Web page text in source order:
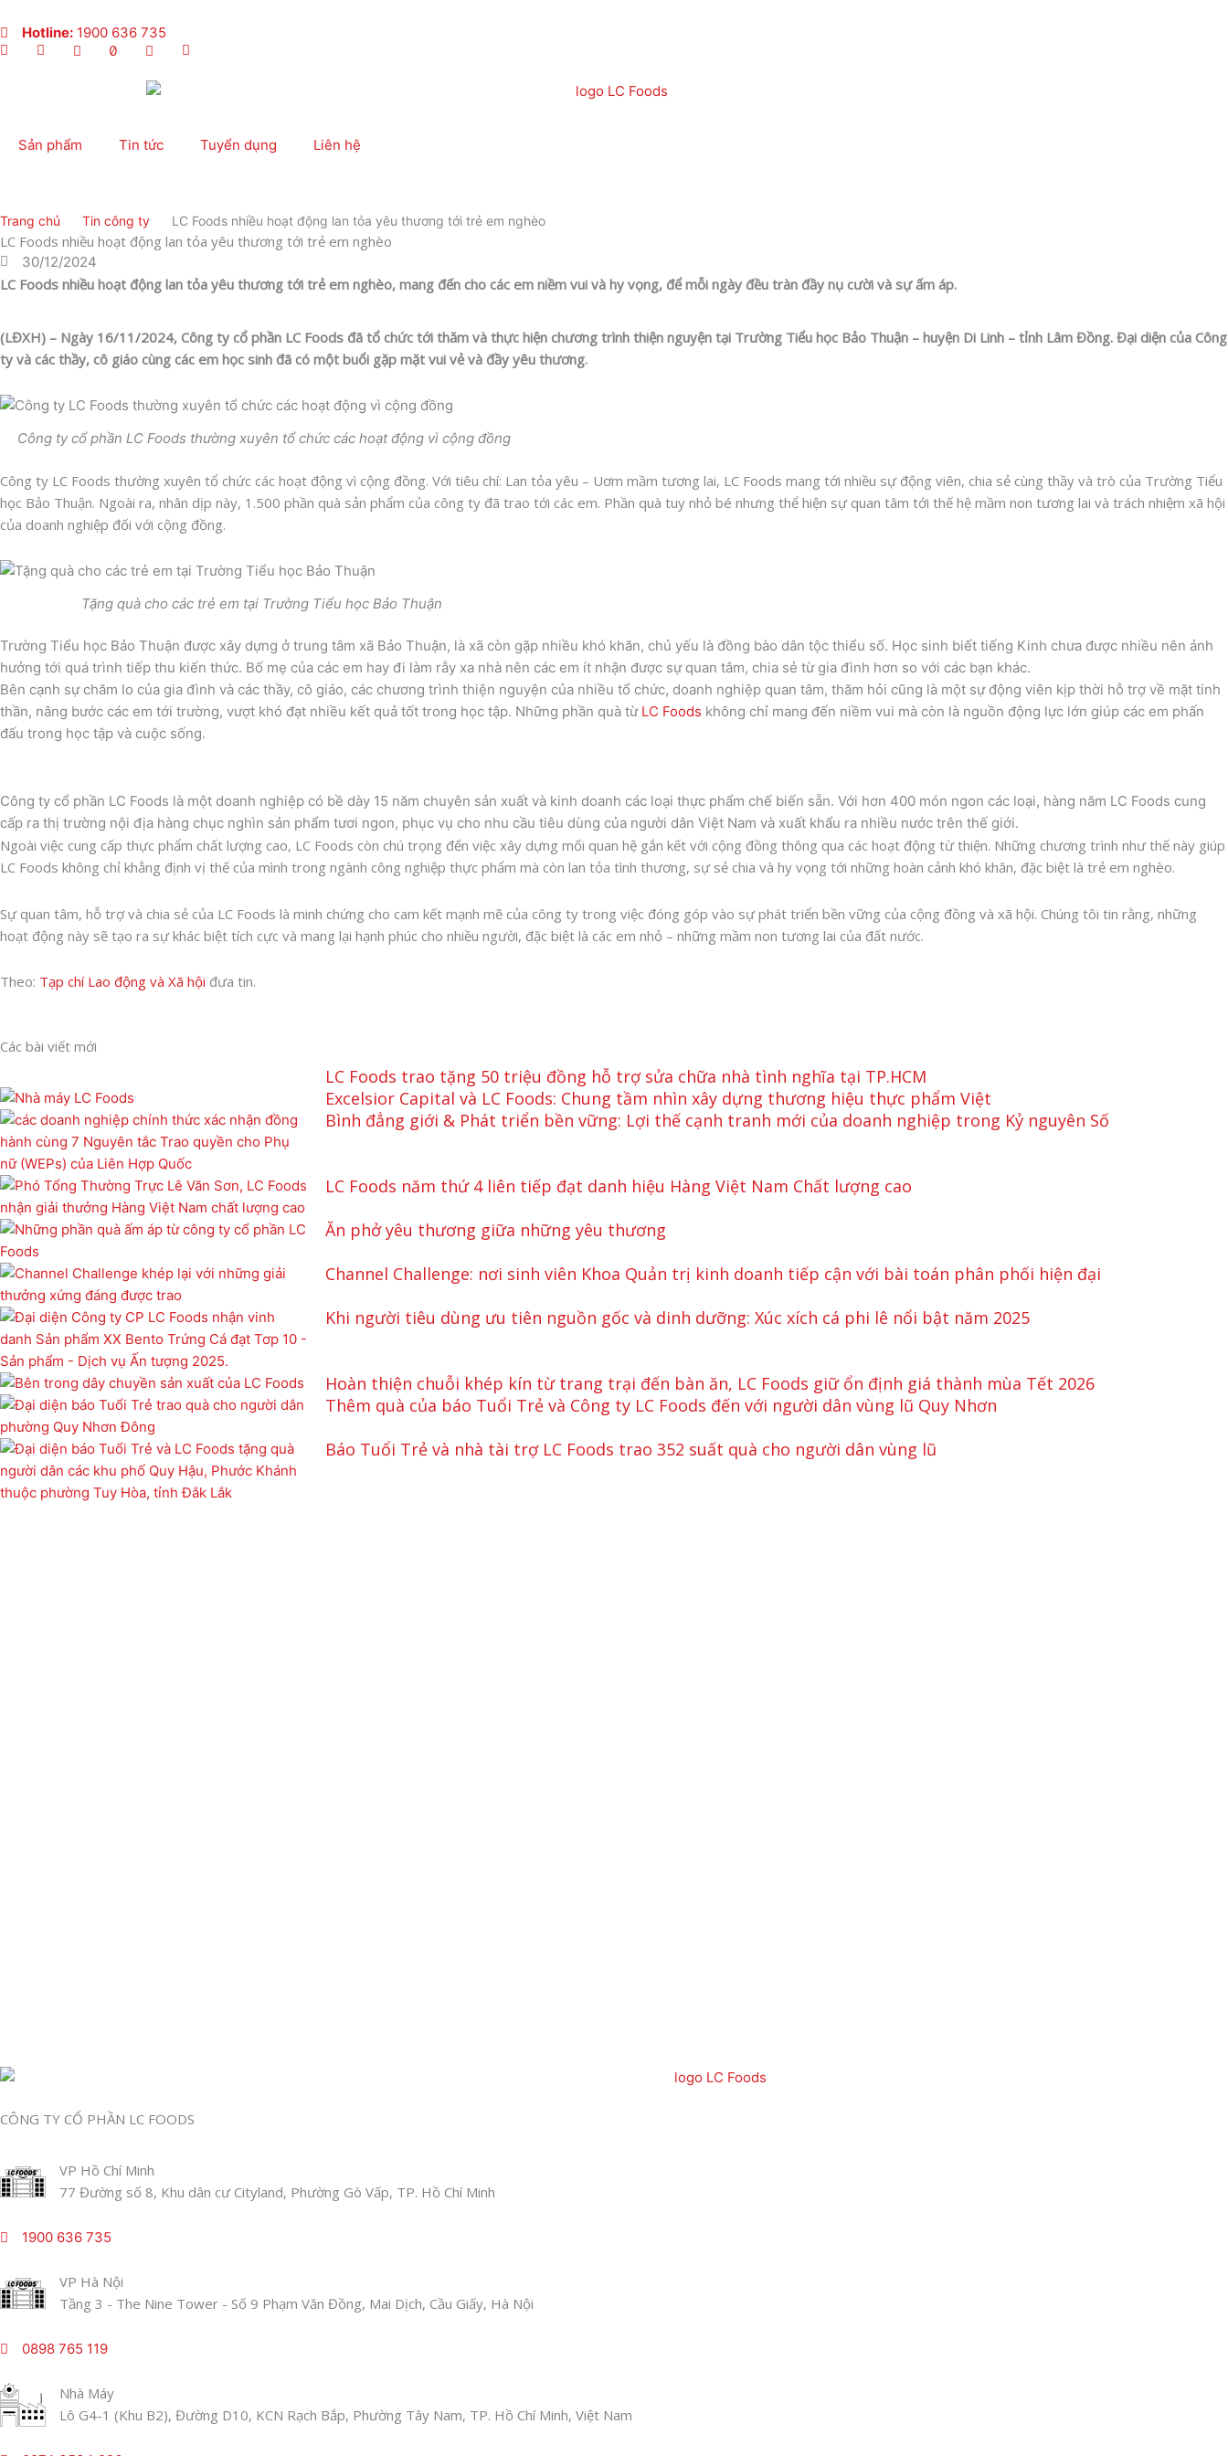
tới
nội
Hotline:1900 636 735
Sản phẩm Tin tức Tuyển dụng Liên hệ
Trang chủ Tin công ty LC Foods nhiều hoạt động lan tỏa yêu thương tới trẻ em nghèo
LC Foods nhiều hoạt động lan tỏa yêu thương tới trẻ em nghèo
30/12/2024
LC Foods nhiều hoạt động lan tỏa yêu thương tới trẻ em nghèo, mang đến cho các em niềm vui và hy vọng, để mỗi ngày đều tràn đầy nụ cười và sự ấm áp.
(LĐXH) – Ngày 16/11/2024, Công ty cổ phần LC Foods đã tổ chức tới thăm và thực hiện chương trình thiện nguyện tại Trường Tiểu học Bảo Thuận – huyện Di Linh – tỉnh Lâm Đồng. Đại diện của Công
ty và các thầy, cô giáo cùng các em học sinh đã có một buổi gặp mặt vui vẻ và đầy yêu thương.
Công ty cổ phần LC Foods thường xuyên tổ chức các hoạt động vì cộng đồng
Công ty LC Foods thường xuyên tổ chức các hoạt động vì cộng đồng. Với tiêu chí: Lan tỏa yêu – Uơm mầm tương lai, LC Foods mang tới nhiều sự động viên, chia sẻ cùng thầy và trò của Trường Tiểu
học Bảo Thuận. Ngoài ra, nhân dịp này, 1.500 phần quà sản phẩm của công ty đã trao tới các em. Phần quà tuy nhỏ bé nhưng thể hiện sự quan tâm tới thế hệ mầm non tương lai và trách nhiệm xã hội
của doanh nghiệp đối với cộng đồng.
Tặng quà cho các trẻ em tại Trường Tiểu học Bảo Thuận
Trường Tiểu học Bảo Thuận được xây dựng ở trung tâm xã Bảo Thuận, là xã còn gặp nhiều khó khăn, chủ yếu là đồng bào dân tộc thiểu số. Học sinh biết tiếng Kinh chưa được nhiều nên ảnh
hưởng tới quá trình tiếp thu kiến thức. Bố mẹ của các em hay đi làm rẫy xa nhà nên các em ít nhận được sự quan tâm, chia sẻ từ gia đình hơn so với các bạn khác.
Bên cạnh sự chăm lo của gia đình và các thầy, cô giáo, các chương trình thiện nguyện của nhiều tổ chức, doanh nghiệp quan tâm, thăm hỏi cũng là một sự động viên kịp thời hỗ trợ về mặt tinh
thần, nâng bước các em tới trường, vượt khó đạt nhiều kết quả tốt trong học tập. Những phần quà từ LC Foods không chỉ mang đến niềm vui mà còn là nguồn động lực lớn giúp các em phấn
đấu trong học tập và cuộc sống.
Công ty cổ phần LC Foods là một doanh nghiệp có bề dày 15 năm chuyên sản xuất và kinh doanh các loại thực phẩm chế biến sẵn. Với hơn 400 món ngon các loại, hàng năm LC Foods cung
cấp ra thị trường nội địa hàng chục nghìn sản phẩm tươi ngon, phục vụ cho nhu cầu tiêu dùng của người dân Việt Nam và xuất khẩu ra nhiều nước trên thế giới.
Ngoài việc cung cấp thực phẩm chất lượng cao, LC Foods còn chú trọng đến việc xây dựng mối quan hệ gắn kết với cộng đồng thông qua các hoạt động từ thiện. Những chương trình như thế này giúp
LC Foods không chỉ khẳng định vị thế của mình trong ngành công nghiệp thực phẩm mà còn lan tỏa tình thương, sự sẻ chia và hy vọng tới những hoàn cảnh khó khăn, đặc biệt là trẻ em nghèo.
Sự quan tâm, hỗ trợ và chia sẻ của LC Foods là minh chứng cho cam kết mạnh mẽ của công ty trong việc đóng góp vào sự phát triển bền vững của cộng đồng và xã hội. Chúng tôi tin rằng, những
hoạt động này sẽ tạo ra sự khác biệt tích cực và mang lại hạnh phúc cho nhiều người, đặc biệt là các em nhỏ – những mầm non tương lai của đất nước.
Theo: Tạp chí Lao động và Xã hội đưa tin.
Các bài viết mới
LC Foods trao tặng 50 triệu đồng hỗ trợ sửa chữa nhà tình nghĩa tại TP.HCM
Excelsior Capital và LC Foods: Chung tầm nhìn xây dựng thương hiệu thực phẩm Việt
Bình đẳng giới & Phát triển bền vững: Lợi thế cạnh tranh mới của doanh nghiệp trong Kỷ nguyên Số
LC Foods năm thứ 4 liên tiếp đạt danh hiệu Hàng Việt Nam Chất lượng cao
Ăn phở yêu thương giữa những yêu thương
Channel Challenge: nơi sinh viên Khoa Quản trị kinh doanh tiếp cận với bài toán phân phối hiện đại
Khi người tiêu dùng ưu tiên nguồn gốc và dinh dưỡng: Xúc xích cá phi lê nổi bật năm 2025
Hoàn thiện chuỗi khép kín từ trang trại đến bàn ăn, LC Foods giữ ổn định giá thành mùa Tết 2026
Thêm quà của báo Tuổi Trẻ và Công ty LC Foods đến với người dân vùng lũ Quy Nhơn
Báo Tuổi Trẻ và nhà tài trợ LC Foods trao 352 suất quà cho người dân vùng lũ
CÔNG TY CỔ PHẦN LC FOODS
VP Hồ Chí Minh
77 Đường số 8, Khu dân cư Cityland, Phường Gò Vấp, TP. Hồ Chí Minh
1900 636 735
VP Hà Nội
Tầng 3 - The Nine Tower - Số 9 Phạm Văn Đồng, Mai Dịch, Cầu Giấy, Hà Nội
0898 765 119
Nhà Máy
Lô G4-1 (Khu B2), Đường D10, KCN Rạch Bắp, Phường Tây Nam, TP. Hồ Chí Minh, Việt Nam